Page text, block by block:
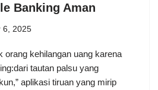
Banking Aman
6, 2025
orang kehilangan uang karena
tautan palsu yang
aplikasi tiruan yang mirip